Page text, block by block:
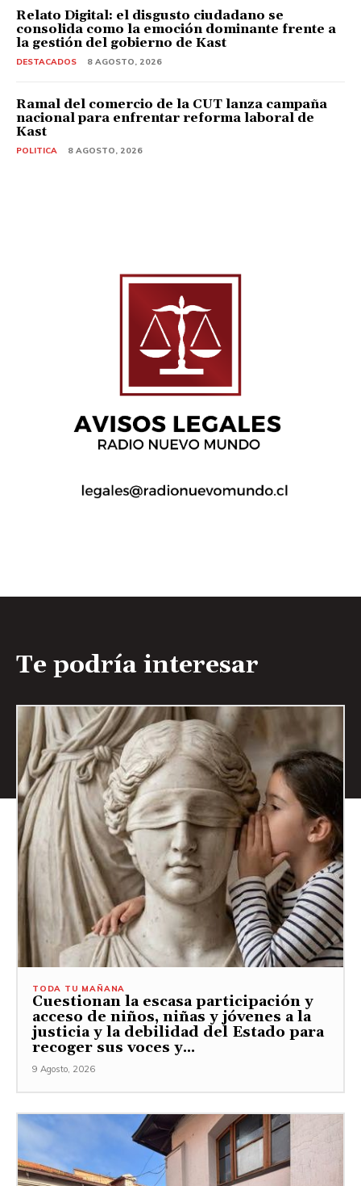
Relato Digital: el disgusto ciudadano se
consolida como la emoción dominante frente a
la gestión del gobierno de Kast
DESTACADOS 8 AGOSTO, 2026
Ramal del comercio de la CUT lanza campaña
nacional para enfrentar reforma laboral de
Kast
POLITICA 8 AGOSTO, 2026
Te podría interesar
TODA TU MAÑANA
Cuestionan la escasa participación y
acceso de niños, niñas y jóvenes a la
justicia y la debilidad del Estado para
recoger sus voces y...
9 Agosto, 2026